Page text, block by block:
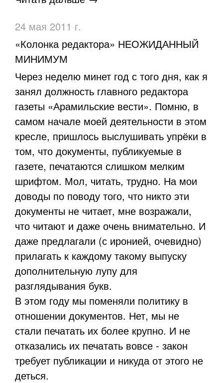
24 мая 2011 г.
«Колонка редактора» НЕОЖИДАННЫЙ
МИНИМУМ
Через неделю минет год с того дня, как я
занял должность главного редактора
газеты «Арамильские вести». Помню, в
самом начале моей деятельности в этом
кресле, пришлось выслушивать упрёки в
том, что документы, публикуемые в
газете, печатаются слишком мелким
шрифтом. Мол, читать, трудно. На мои
доводы по поводу того, что никто эти
документы не читает, мне возражали,
что читают и даже очень внимательно. И
даже предлагали (с иронией, очевидно)
прилагать к каждому такому выпуску
дополнительную лупу для
разглядывания букв.
В этом году мы поменяли политику в
отношении документов. Нет, мы не
стали печатать их более крупно. И не
отказались их печатать вовсе - закон
требует публикации и никуда от этого не
деться.